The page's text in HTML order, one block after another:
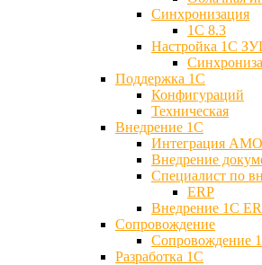
Синхронизация
1С 8.3
Настройка 1С
Поддержка 1С
Конфигураций
Техническая
Внедрение 1С
Интеграция
Внедрение
Специалист по
ERP
Внедрение 1С
Cопровождение
Cопровождение
Разработка 1C